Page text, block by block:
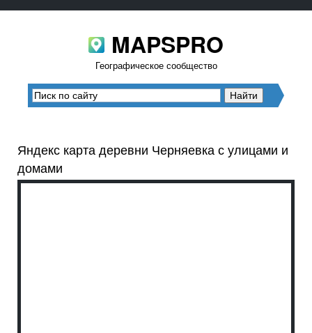
MAPSPRO
Географическое сообщество
Яндекс карта деревни Черняевка с улицами и
домами